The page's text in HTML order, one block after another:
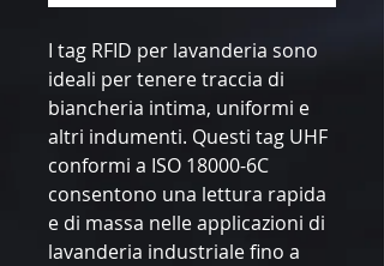
I tag RFID per lavanderia sono
ideali per tenere traccia di
biancheria intima, uniformi e
altri indumenti. Questi tag UHF
conformi a ISO 18000-6C
consentono una lettura rapida
e di massa nelle applicazioni di
lavanderia industriale fino a